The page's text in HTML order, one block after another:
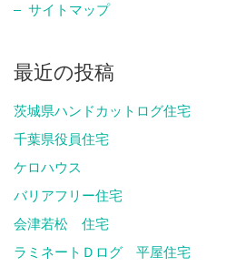
サイトマップ
最近の投稿
茨城県ハンドカットログ住宅
千葉県役員住宅
ケロハウス
バリアフリー住宅
会津若松 住宅
ラミネートＤログ 平屋住宅